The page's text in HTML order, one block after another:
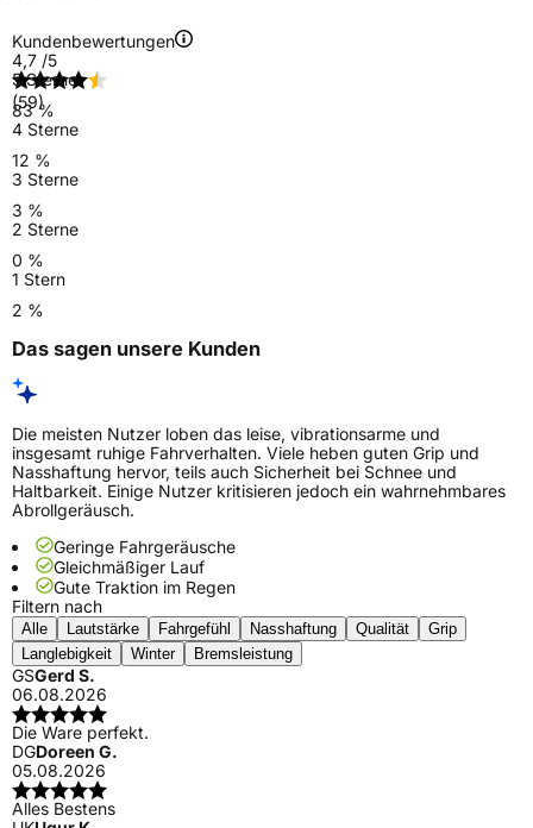
Kundenbewertungen
4,7 /5
(59)
5 Sterne
83 %
4 Sterne
12 %
3 Sterne
3 %
2 Sterne
0 %
1 Stern
2 %
Das sagen unsere Kunden
Die meisten Nutzer loben das leise, vibrationsarme und
insgesamt ruhige Fahrverhalten. Viele heben guten Grip und
Nasshaftung hervor, teils auch Sicherheit bei Schnee und
Haltbarkeit. Einige Nutzer kritisieren jedoch ein wahrnehmbares
Abrollgeräusch.
Geringe Fahrgeräusche
Gleichmäßiger Lauf
Gute Traktion im Regen
Filtern nach
Alle Lautstärke Fahrgefühl Nasshaftung Qualität
Grip
Langlebigkeit
Winter Bremsleistung
GSGerd S.
06.08.2026
Die Ware perfekt.
DGDoreen G.
05.08.2026
Alles Bestens